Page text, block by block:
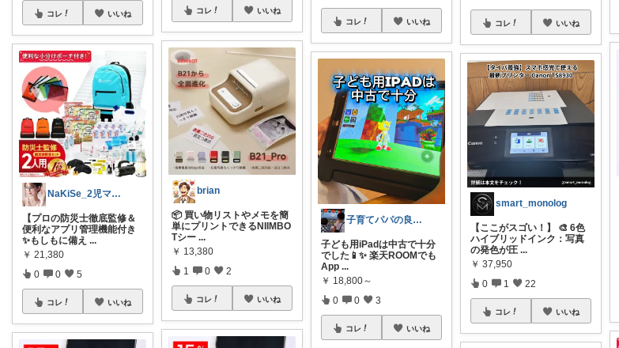
コレ いいね
NaKiSe_2児ママ🌸訪問感謝です
【プロの防災士徹底監修＆
便利なアプリ管理機能付き
✨もしもに備え ...
￥ 21,380
0 0 5
コレ いいね
コレ いいね
brian
📦 買い物リストやメモを簡
単にプリントできるNIIMBO
Tシー ...
￥ 13,380
1 0 2
コレ いいね
コレ いいね
子育てパパの良品メモ
子ども用iPadは中古で十分
でした📱✨ 楽天ROOMでも
App ...
￥ 18,800～
0 0 3
コレ いいね
コレ いいね
smart_monolog
【ここがスゴい！】 🎨 6色
ハイブリッドインク：写真
の発色が圧 ...
￥ 37,950
0 1 22
コレ いいね